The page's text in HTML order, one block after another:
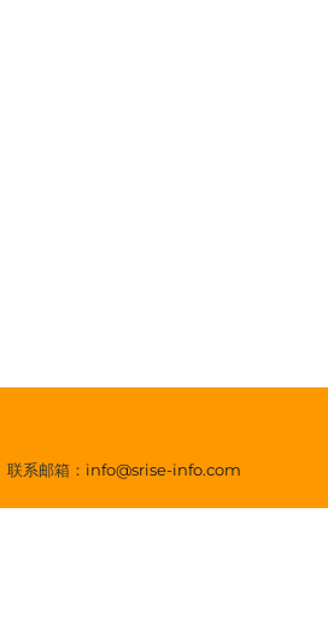
联系邮箱： info@srise-info.com